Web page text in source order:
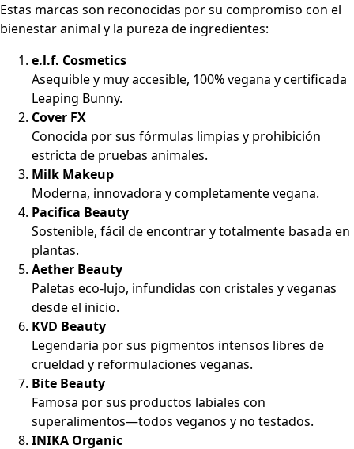
Estas marcas son reconocidas por su compromiso con el
bienestar animal y la pureza de ingredientes:
e.l.f. Cosmetics
Asequible y muy accesible, 100% vegana y certificada
Leaping Bunny.
Cover FX
Conocida por sus fórmulas limpias y prohibición
estricta de pruebas animales.
Milk Makeup
Moderna, innovadora y completamente vegana.
Pacifica Beauty
Sostenible, fácil de encontrar y totalmente basada en
plantas.
Aether Beauty
Paletas eco-lujo, infundidas con cristales y veganas
desde el inicio.
KVD Beauty
Legendaria por sus pigmentos intensos libres de
crueldad y reformulaciones veganas.
Bite Beauty
Famosa por sus productos labiales con
superalimentos—todos veganos y no testados.
INIKA Organic